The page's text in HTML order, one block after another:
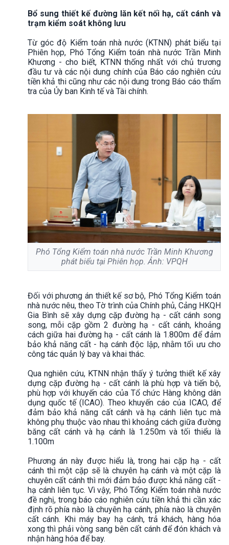
Bổ sung thiết kế đường lăn kết nối hạ, cất cánh và
trạm kiểm soát không lưu
Từ góc độ Kiểm toán nhà nước (KTNN) phát biểu tại
Phiên họp, Phó Tổng Kiểm toán nhà nước Trần Minh
Khương - cho biết, KTNN thống nhất với chủ trương
đầu tư và các nội dung chính của Báo cáo nghiên cứu
tiền khả thi cũng như các nội dung trong Báo cáo thẩm
tra của Ủy ban Kinh tế và Tài chính.
Phó Tổng Kiểm toán nhà nước Trần Minh Khương
phát biểu tại Phiên họp. Ảnh: VPQH
Đối với phương án thiết kế sơ bộ, Phó Tổng Kiểm toán
nhà nước nêu, theo Tờ trình của Chính phủ, Cảng HKQH
Gia Bình sẽ xây dựng cặp đường hạ - cất cánh song
song, mỗi cặp gồm 2 đường hạ - cất cánh, khoảng
cách giữa hai đường hạ - cất cánh là 1.800m để đảm
bảo khả năng cất - hạ cánh độc lập, nhằm tối ưu cho
công tác quản lý bay và khai thác.
Qua nghiên cứu, KTNN nhận thấy ý tưởng thiết kế xây
dựng cặp đường hạ - cất cánh là phù hợp và tiến bộ,
phù hợp với khuyến cáo của Tổ chức Hàng không dân
dụng quốc tế (ICAO). Theo khuyến cáo của ICAO, để
đảm bảo khả năng cất cánh và hạ cánh liên tục mà
không phụ thuộc vào nhau thì khoảng cách giữa đường
băng cất cánh và hạ cánh là 1.250m và tối thiểu là
1.100m
Phương án này được hiểu là, trong hai cặp hạ - cất
cánh thì một cặp sẽ là chuyên hạ cánh và một cặp là
chuyên cất cánh thì mới đảm bảo được khả năng cất -
hạ cánh liên tục. Vì vậy, Phó Tổng Kiểm toán nhà nước
đề nghị, trong báo cáo nghiên cứu tiền khả thi cần xác
định rõ phía nào là chuyên hạ cánh, phía nào là chuyên
cất cánh. Khi máy bay hạ cánh, trả khách, hàng hóa
xong thì phải vòng sang bên cất cánh để đón khách và
nhận hàng hóa để bay.